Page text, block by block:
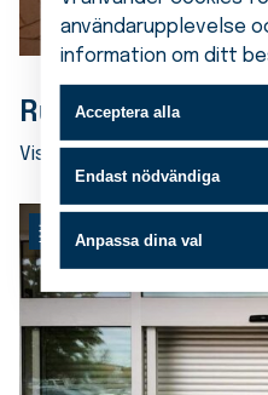
Rulljalusi – GB 70
Visa produkt
JALUSIER
användarupplevelse
information om ditt
Acceptera alla
Endast nödvändiga
Anpassa dina val